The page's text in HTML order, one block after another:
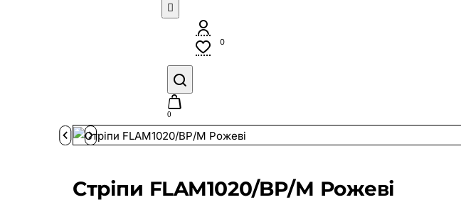
0
0
Стріпи FLAM1020/BP/M Рожеві